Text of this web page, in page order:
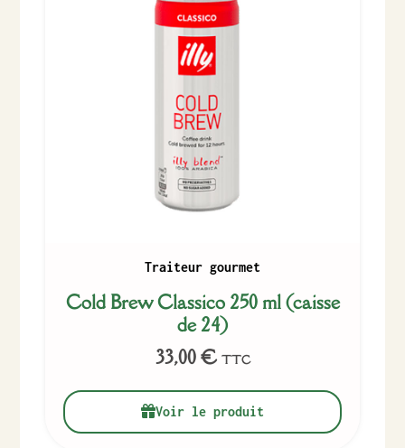
Traiteur gourmet
Cold Brew Classico 250 ml (caisse
de 24)
33,00€ TTC
Voir le produit